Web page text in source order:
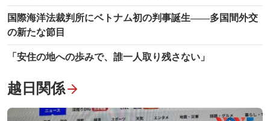
ビンロン省の観光：「レンガと陶器の王国」で紡ぐ文化の物語
国際海洋法裁判所にベトナム初の判事誕生――多国間外交
の新たな節目
「安住の地への歩みで、誰一人取り残さない」
越日関係